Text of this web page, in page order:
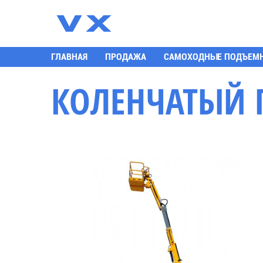
ГЛАВНАЯ ПРОДАЖА САМОХОДНЫЕ
КОЛЕНЧАТЫЙ